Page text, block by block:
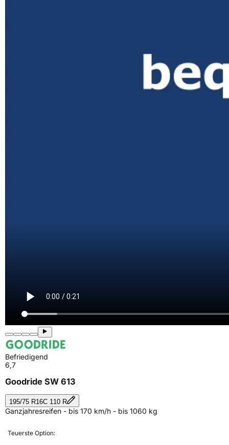
Befriedigend
6,7
Goodride SW 613
195/75 R16C 110 R
Ganzjahresreifen - bis 170 km/h - bis 1060 kg
Teuerste Option: